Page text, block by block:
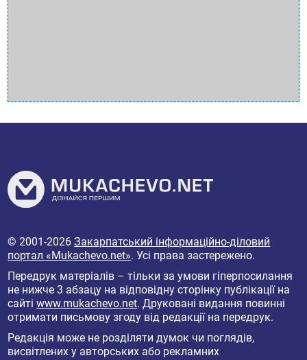
© 2001-2026Закарпатський інформаційно-діловий
портал «Mukachevo.net». Усі права застережено.
Передрук матеріалів – тільки за умови гіперпосилання
не нижче 3 абзацу на відповідну сторінку публікації на
сайтіwww.mukachevo.net. Друковані видання повинні
отримати письмову згоду від редакції на передрук.
Редакція може не розділяти думок чи поглядів,
висвітлених у авторських або рекламних